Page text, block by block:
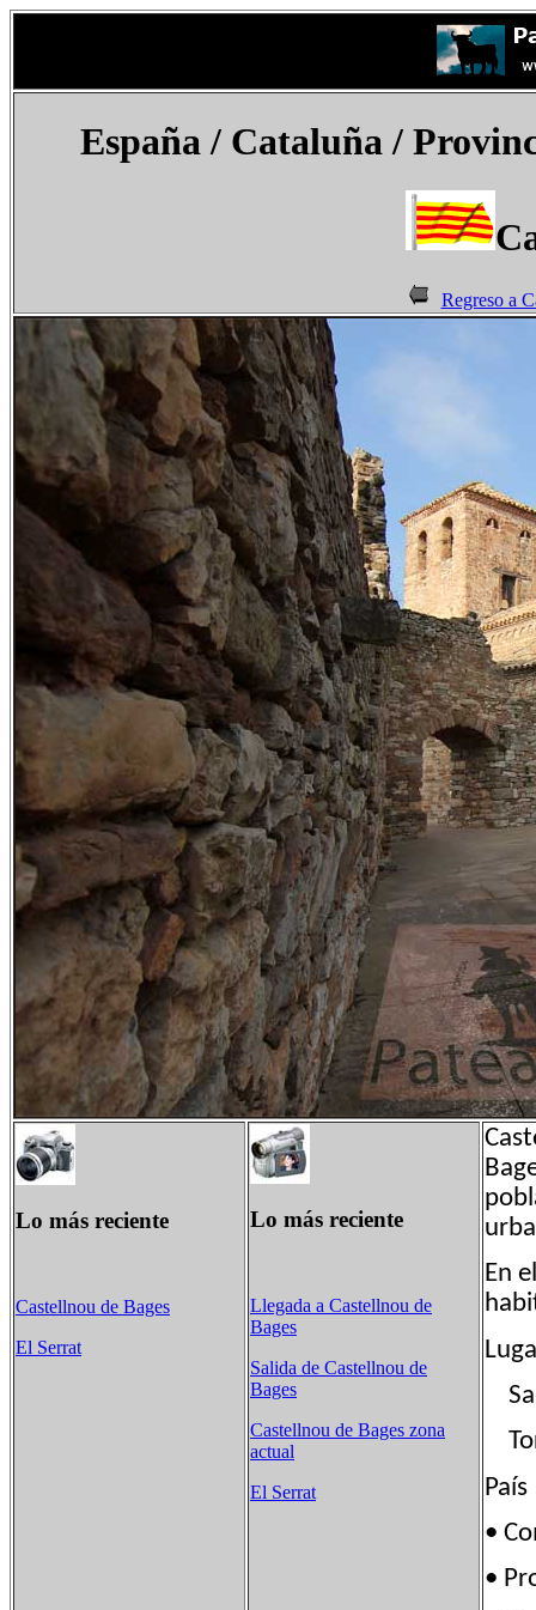
España/ Cataluña /
Regreso a
Lo más reciente
Castellnou de Bages
El Serrat
Lo más reciente
Llegada a Castellnou de
Bages
Salida de Castellnou de
Bages
Castellnou de Bages zona
actual
El Serrat
En
•
•